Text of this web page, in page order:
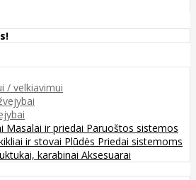
/ velkiavimui
Masalai ir priedai Paruoštos sistemos
ir stovai Plūdės Priedai sistemoms
karabinai Aksesuarai